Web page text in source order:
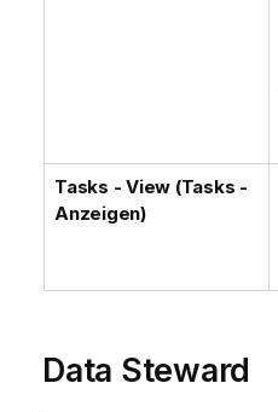
Tasks - View (Tasks -
Anzeigen)
Data Steward